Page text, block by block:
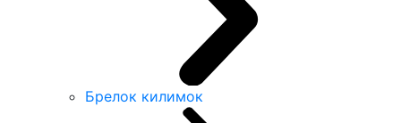
Брелок килимок